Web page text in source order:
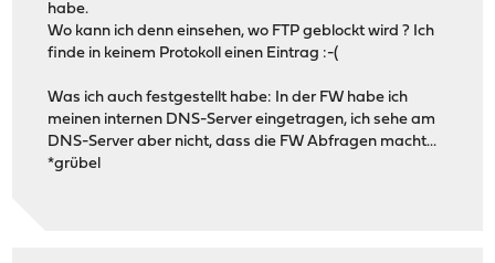
habe.
Wo kann ich denn einsehen, wo FTP geblockt wird ? Ich
finde in keinem Protokoll einen Eintrag :-(
Was ich auch festgestellt habe: In der FW habe ich
meinen internen DNS-Server eingetragen, ich sehe am
DNS-Server aber nicht, dass die FW Abfragen macht...
*grübel